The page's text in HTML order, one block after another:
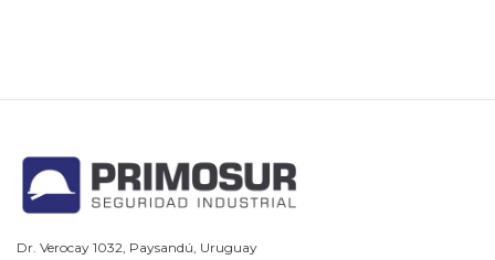
Dr. Verocay 1032, Paysandú, Uruguay